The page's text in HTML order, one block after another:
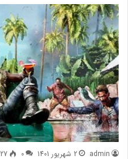
admin 2 شهریور 1401 0
27